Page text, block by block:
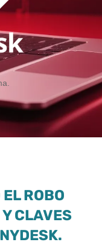
ROBO
CLAVES